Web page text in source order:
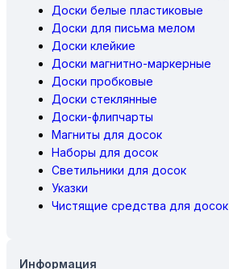
Доски белые пластиковые
Доски для письма мелом
Доски клейкие
Доски магнитно-маркерные
Доски пробковые
Доски стеклянные
Доски-флипчарты
Магниты для досок
Наборы для досок
Светильники для досок
Указки
Чистящие средства для досок
Информация